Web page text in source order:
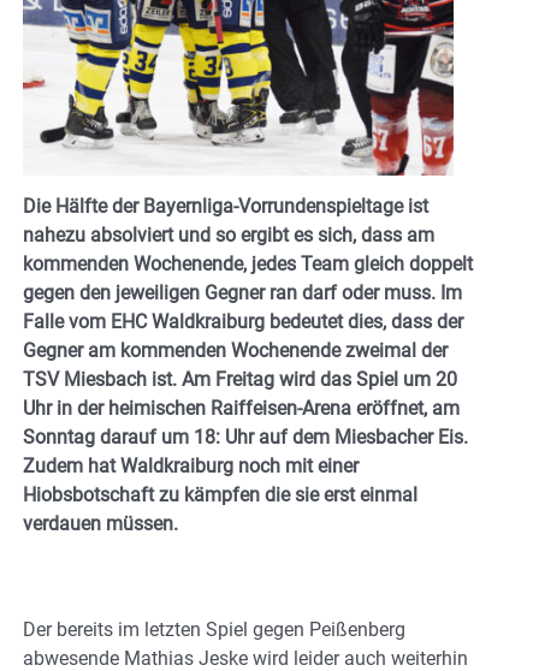
Die Hälfte der Bayernliga-Vorrundenspieltage ist
nahezu absolviert und so ergibt es sich, dass am
kommenden Wochenende, jedes Team gleich doppelt
gegen den jeweiligen Gegner ran darf oder muss. Im
Falle vom EHC Waldkraiburg bedeutet dies, dass der
Gegner am kommenden Wochenende zweimal der
TSV Miesbach ist. Am Freitag wird das Spiel um 20
Uhr in der heimischen Raiffeisen-Arena eröffnet, am
Sonntag darauf um 18: Uhr auf dem Miesbacher Eis.
Zudem hat Waldkraiburg noch mit einer
Hiobsbotschaft zu kämpfen die sie erst einmal
verdauen müssen.
Der bereits im letzten Spiel gegen Peißenberg
abwesende Mathias Jeske wird leider auch weiterhin